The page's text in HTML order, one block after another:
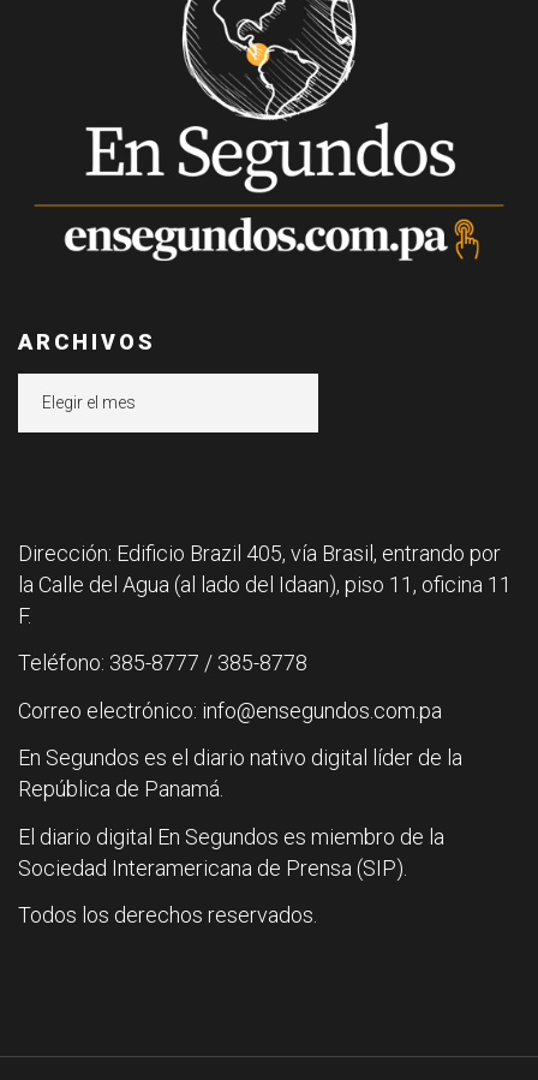
ARCHIVOS
Dirección: Edificio Brazil 405, vía Brasil, entrando por
la Calle del Agua (al lado del Idaan), piso 11, oficina 11
F.
Teléfono: 385-8777 / 385-8778
Correo electrónico: info@ensegundos.com.pa
En Segundos es el diario nativo digital líder de la
República de Panamá.
El diario digital En Segundos es miembro de la
Sociedad Interamericana de Prensa (SIP).
Todos los derechos reservados.